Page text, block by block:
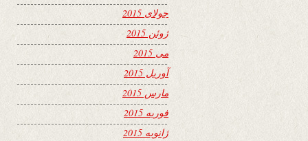
جولای 2015
ژوئن 2015
می 2015
آوریل 2015
مارس 2015
فوریه 2015
ژانویه 2015